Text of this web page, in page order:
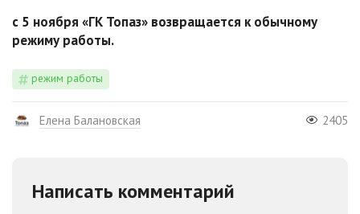
с 5 ноября «ГК Топаз» возвращается к обычному
режиму работы.
режим работы
Елена Балановская 2405
Написать комментарий